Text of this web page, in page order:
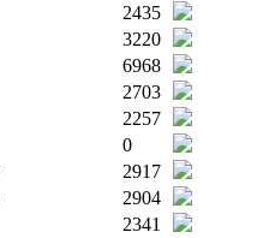
2435
3220
6968
2703
2257
0
2917
2904
2341